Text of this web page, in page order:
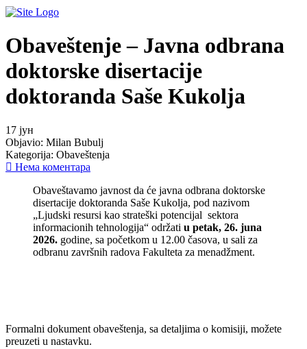
Obaveštenje – Javna odbrana
doktorske disertacije
doktoranda Saše Kukolja
17 јун
Objavio: Milan Bubulj
Kategorija: Obaveštenja
Нема коментара
Obaveštavamo javnost da će javna odbrana doktorske
disertacije doktoranda Saše Kukolja, pod nazivom
„Ljudski resursi kao strateški potencijal sektora
informacionih tehnologija“ održati u petak, 26. juna
2026. godine, sa početkom u 12.00 časova, u sali za
odbranu završnih radova Fakulteta za menadžment.
Formalni dokument obaveštenja, sa detaljima o komisiji, možete
preuzeti u nastavku.